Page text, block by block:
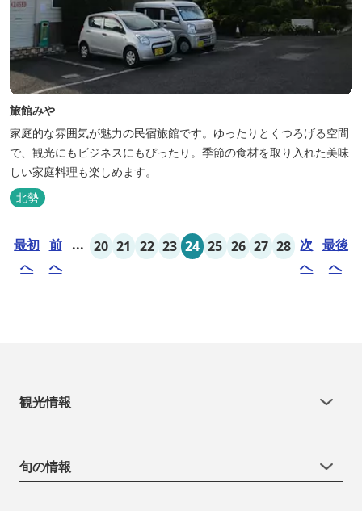
旅館みや
家庭的な雰囲気が魅力の民宿旅館です。ゆったりとくつろげる空間
で、観光にもビジネスにもぴったり。季節の食材を取り入れた美味
しい家庭料理も楽しめます。
北勢
最初
へ
前
へ
... 20 21 22 23 24 25 26 27 28 次
へ
最後
へ
観光情報
旬の情報